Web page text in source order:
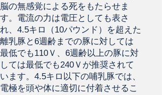
脳の無感覚による死をもたらせま
す。電流の力は電圧としても表さ
れ、4.5キロ（10パウンド）を超えた
離乳豚と6週齢までの豚に対しては
最低でも110Ｖ、6週齢以上の豚に対
しては最低でも240Ｖが推奨されて
います。4.5キロ以下の哺乳豚では、
電極を頭や体に適切に付着させるこ